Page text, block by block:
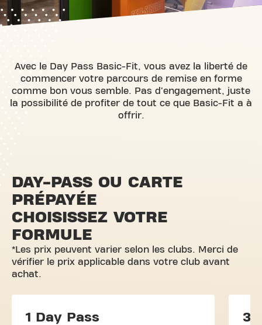
Avec le Day Pass Basic-Fit, vous avez la liberté de
commencer votre parcours de remise en forme
comme bon vous semble. Pas d'engagement, juste
la possibilité de profiter de tout ce que Basic-Fit a à
offrir.
DAY-PASS OU CARTE
PRÉPAYÉE
CHOISISSEZ VOTRE
FORMULE
*Les prix peuvent varier selon les clubs. Merci de
vérifier le prix applicable dans votre club avant
achat.
1 Day Pass 3